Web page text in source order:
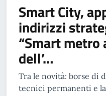
Smart City,
indirizzi
“Smart metro
dell’…
Tra le novità: borse di
tecnici permanenti e